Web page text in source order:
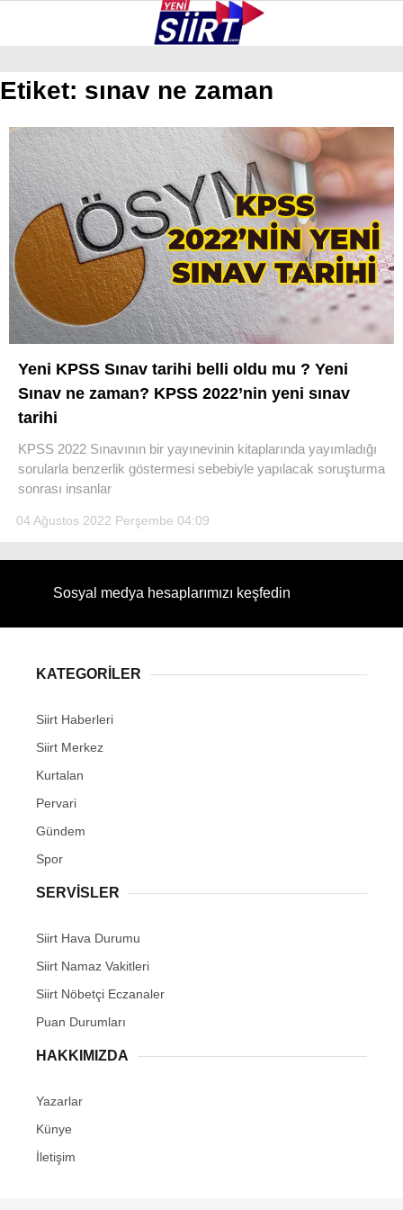
Facebook
GALERİ VİDEO YAZARLAR
KURTALAN
ERUH
BAYKAN
PERVARI
ŞIRVAN
TILLO
GÜNDEM
NÖBETÇI ECZANELER
Etiket: sınav ne zaman
Yeni KPSS Sınav tarihi belli oldu mu ? Yeni
Sınav ne zaman? KPSS 2022’nin yeni sınav
tarihi
KPSS 2022 Sınavının bir yayınevinin kitaplarında yayımladığı
sorularla benzerlik göstermesi sebebiyle yapılacak soruşturma
sonrası insanlar
04 Ağustos 2022 Perşembe 04:09
Sosyal medya hesaplarımızı keşfedin
KATEGORİLER
Siirt Haberleri
Siirt Merkez
Kurtalan
Pervari
Gündem
Spor
SERVİSLER
Siirt Hava Durumu
Siirt Namaz Vakitleri
Siirt Nöbetçi Eczanaler
Puan Durumları
HAKKIMIZDA
Yazarlar
Künye
İletişim